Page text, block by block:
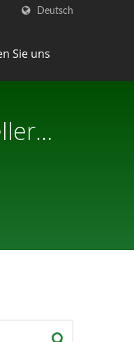
Deutsch
Sie uns